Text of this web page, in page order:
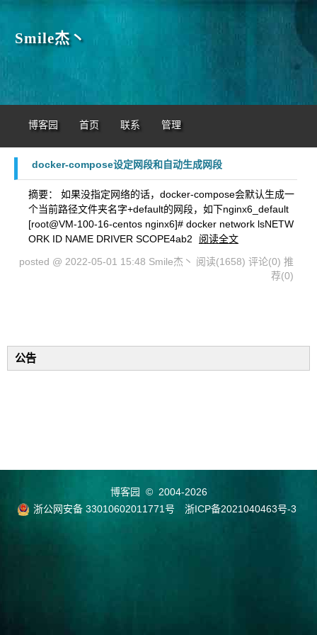
Smile杰丶
博客园 首页 联系 管理
docker-compose设定网段和自动生成网段
摘要： 如果没指定网络的话，docker-compose会默认生成一
个当前路径文件夹名字+default的网段，如下nginx6_default
[root@VM-100-16-centos nginx6]# docker network lsNETW
ORK ID NAME DRIVER SCOPE4ab2
阅读全文
posted @ 2022-05-01 15:48 Smile杰丶 阅读(1658) 评论(0) 推
荐(0)
公告
博客园
© 2004-2026
浙公网安备 33010602011771号
浙ICP备2021040463号-3